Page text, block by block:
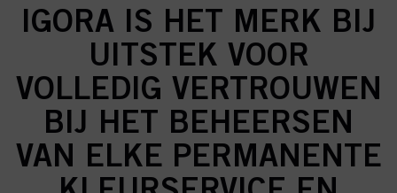
IGORA IS HET MERK BIJ
UITSTEK VOOR
VOLLEDIG VERTROUWEN
BIJ HET BEHEERSEN
VAN ELKE PERMANENTE